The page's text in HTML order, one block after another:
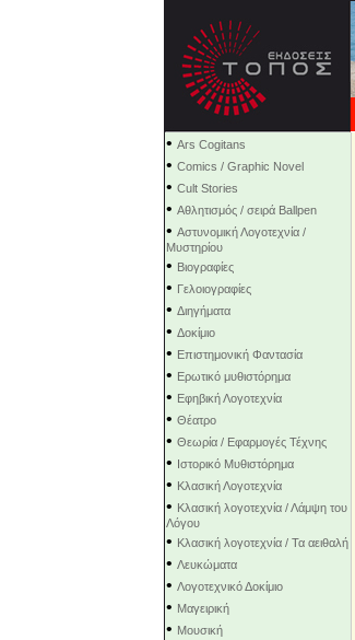
• Ars Cogitans
• Comics / Graphic Novel
• Cult Stories
• Αθλητισμός / σειρά Ballpen
• Αστυνομική Λογοτεχνία /
Μυστηρίου
• Βιογραφίες
• Γελοιογραφίες
• Διηγήματα
• Δοκίμιο
• Επιστημονική Φαντασία
• Ερωτικό μυθιστόρημα
• Εφηβική Λογοτεχνία
• Θέατρο
• Θεωρία / Εφαρμογές Τέχνης
• Ιστορικό Μυθιστόρημα
• Κλασική Λογοτεχνία
• Κλασική λογοτεχνία / Λάμψη του
Λόγου
• Κλασική λογοτεχνία / Τα αειθαλή
• Λευκώματα
• Λογοτεχνικό Δοκίμιο
• Μαγειρική
• Μουσική